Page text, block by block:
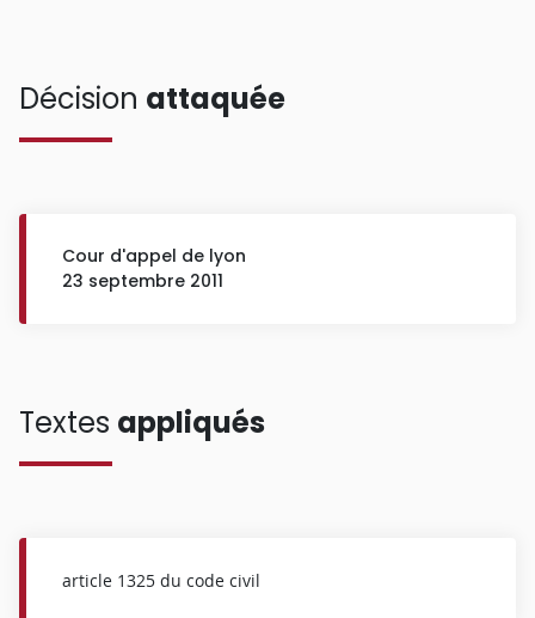
Décision attaquée
Cour d'appel de lyon
23 septembre 2011
Textes appliqués
article 1325 du code civil